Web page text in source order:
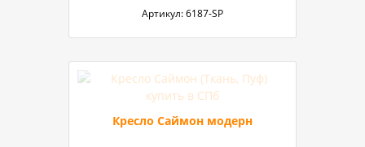
Артикул:6187-SP
Кресло Саймон модерн